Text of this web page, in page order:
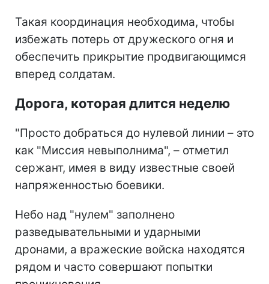
Такая координация необходима, чтобы
избежать потерь от дружеского огня и
обеспечить прикрытие продвигающимся
вперед солдатам.
Дорога, которая длится неделю
"Просто добраться до нулевой линии – это
как "Миссия невыполнима", – отметил
сержант, имея в виду известные своей
напряженностью боевики.
Небо над "нулем" заполнено
разведывательными и ударными
дронами, а вражеские войска находятся
рядом и часто совершают попытки